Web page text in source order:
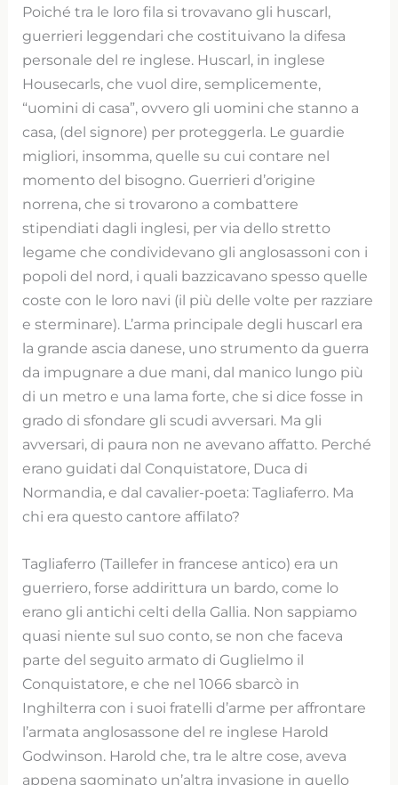
Poiché tra le loro fila si trovavano gli huscarl,
guerrieri leggendari che costituivano la difesa
personale del re inglese. Huscarl, in inglese
Housecarls, che vuol dire, semplicemente,
“uomini di casa”, ovvero gli uomini che stanno a
casa, (del signore) per proteggerla. Le guardie
migliori, insomma, quelle su cui contare nel
momento del bisogno. Guerrieri d’origine
norrena, che si trovarono a combattere
stipendiati dagli inglesi, per via dello stretto
legame che condividevano gli anglosassoni con i
popoli del nord, i quali bazzicavano spesso quelle
coste con le loro navi (il più delle volte per razziare
e sterminare). L’arma principale degli huscarl era
la grande ascia danese, uno strumento da guerra
da impugnare a due mani, dal manico lungo più
di un metro e una lama forte, che si dice fosse in
grado di sfondare gli scudi avversari. Ma gli
avversari, di paura non ne avevano affatto. Perché
erano guidati dal Conquistatore, Duca di
Normandia, e dal cavalier-poeta: Tagliaferro. Ma
chi era questo cantore affilato?
Tagliaferro (Taillefer in francese antico) era un
guerriero, forse addirittura un bardo, come lo
erano gli antichi celti della Gallia. Non sappiamo
quasi niente sul suo conto, se non che faceva
parte del seguito armato di Guglielmo il
Conquistatore, e che nel 1066 sbarcò in
Inghilterra con i suoi fratelli d’arme per affrontare
l’armata anglosassone del re inglese Harold
Godwinson. Harold che, tra le altre cose, aveva
appena sgominato un’altra invasione in quello